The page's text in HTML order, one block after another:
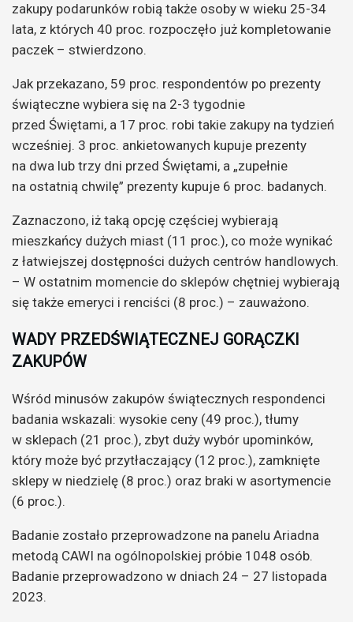
zakupy podarunków robią także osoby w wieku 25-34
lata, z których 40 proc. rozpoczęło już kompletowanie
paczek – stwierdzono.
Jak przekazano, 59 proc. respondentów po prezenty
świąteczne wybiera się na 2-3 tygodnie
przed Świętami, a 17 proc. robi takie zakupy na tydzień
wcześniej. 3 proc. ankietowanych kupuje prezenty
na dwa lub trzy dni przed Świętami, a „zupełnie
na ostatnią chwilę” prezenty kupuje 6 proc. badanych.
Zaznaczono, iż taką opcję częściej wybierają
mieszkańcy dużych miast (11 proc.), co może wynikać
z łatwiejszej dostępności dużych centrów handlowych.
– W ostatnim momencie do sklepów chętniej wybierają
się także emeryci i renciści (8 proc.) – zauważono.
WADY PRZEDŚWIĄTECZNEJ GORĄCZKI
ZAKUPÓW
Wśród minusów zakupów świątecznych respondenci
badania wskazali: wysokie ceny (49 proc.), tłumy
w sklepach (21 proc.), zbyt duży wybór upominków,
który może być przytłaczający (12 proc.), zamknięte
sklepy w niedzielę (8 proc.) oraz braki w asortymencie
(6 proc.).
Badanie zostało przeprowadzone na panelu Ariadna
metodą CAWI na ogólnopolskiej próbie 1048 osób.
Badanie przeprowadzono w dniach 24 – 27 listopada
2023.